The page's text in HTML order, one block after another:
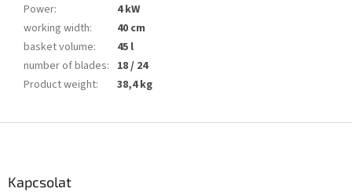
Power:
4 kW
working width:
40 cm
basket volume:
45 l
number of blades: 18 / 24
Product weight: 38,4 kg
Kapcsolat